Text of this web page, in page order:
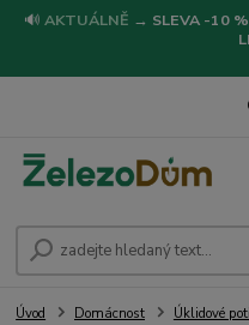
🔊 AKTUÁLNĚ → SLEVA -10
Úvod Domácnost Úklidové